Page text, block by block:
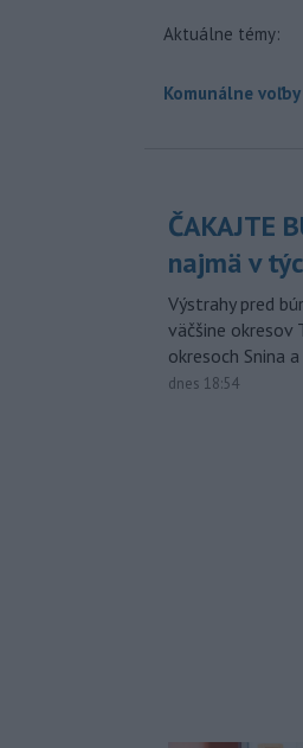
Aktuálne témy:
Komunálne voľby
ČAKAJTE
najmä v
Výstrahy pred
väčšine okresov
okresoch Snina
dnes 18:54